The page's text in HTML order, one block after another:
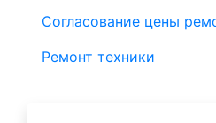
Согласование цены
Ремонт техники